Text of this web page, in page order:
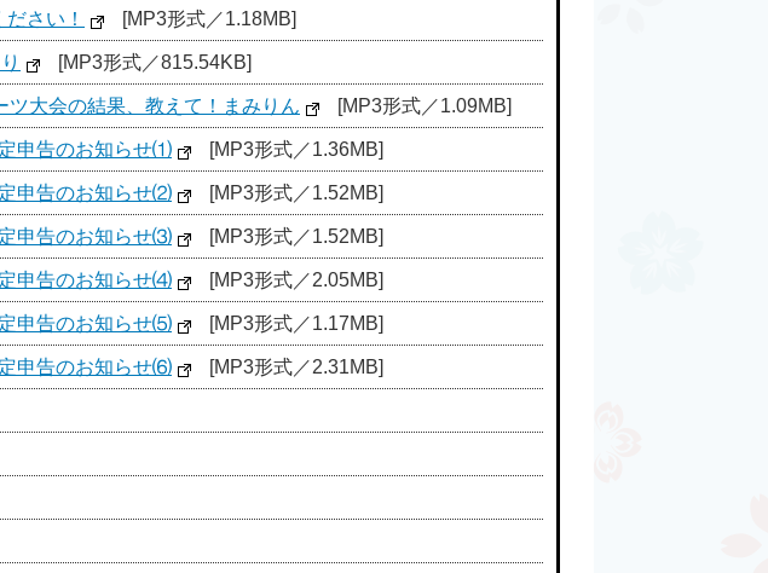
さい！
[MP3形式／1.18MB]
[MP3形式／815.54KB]
ツ大会の結果、教えて！まみりん [MP3形式／1.09MB]
申告のお知らせ⑴ [MP3形式／1.36MB]
申告のお知らせ⑵ [MP3形式／1.52MB]
申告のお知らせ⑶ [MP3形式／1.52MB]
申告のお知らせ⑷ [MP3形式／2.05MB]
申告のお知らせ⑸ [MP3形式／1.17MB]
申告のお知らせ⑹ [MP3形式／2.31MB]